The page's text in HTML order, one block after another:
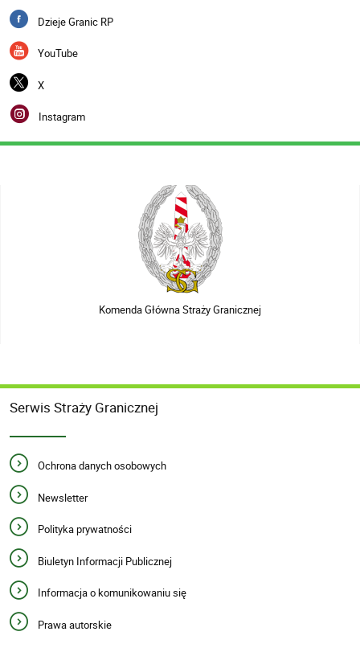
Dzieje Granic RP
YouTube
X
Instagram
Komenda Główna Straży Granicznej
Serwis Straży Granicznej
Ochrona danych osobowych
Newsletter
Polityka prywatności
Biuletyn Informacji Publicznej
Informacja o komunikowaniu się
Prawa autorskie